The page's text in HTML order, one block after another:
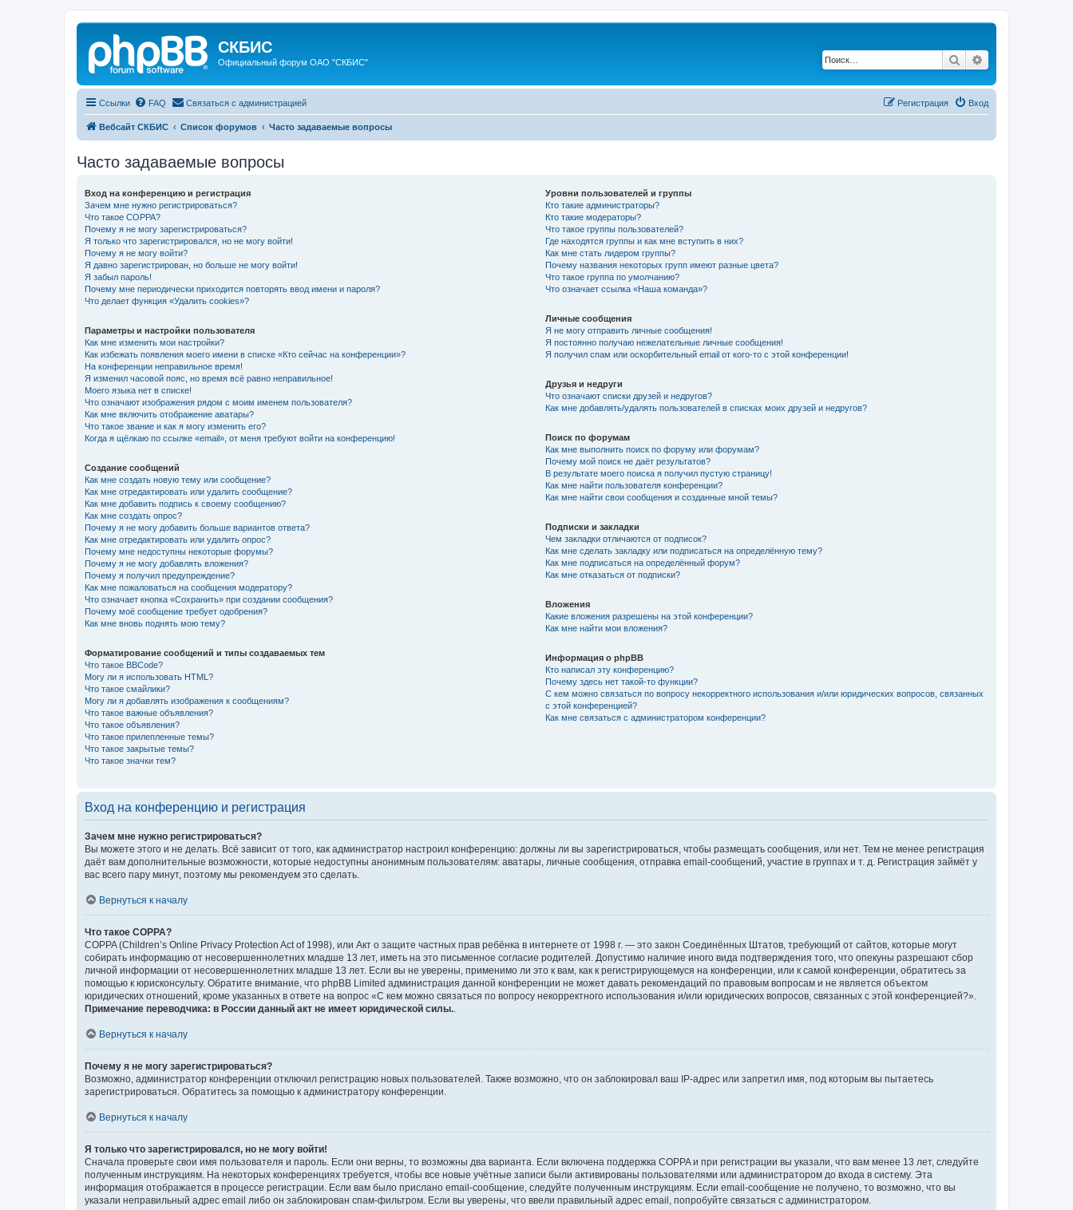
СКБИС
Официальный форум ОАО "СКБИС" Поиск
Ссылки FAQ Связаться с администрацией Вход
Регистрация
Вебсайт СКБИС Список форумов Часто задаваемые вопросы
Часто задаваемые вопросы
Вход на конференцию и регистрация
Зачем мне нужно регистрироваться?
Что такое COPPA?
Почему я не могу зарегистрироваться?
Я только что зарегистрировался, но не могу войти!
Почему я не могу войти?
Я давно зарегистрирован, но больше не могу войти!
Я забыл пароль!
Почему мне периодически приходится повторять ввод имени и пароля?
Что делает функция «Удалить cookies»?
Параметры и настройки пользователя
Как мне изменить мои настройки?
Как избежать появления моего имени в списке «Кто сейчас на конференции»?
На конференции неправильное время!
Я изменил часовой пояс, но время всё равно неправильное!
Моего языка нет в списке!
Что означают изображения рядом с моим именем пользователя?
Как мне включить отображение аватары?
Что такое звание и как я могу изменить его?
Когда я щёлкаю по ссылке «email», от меня требуют войти на конференцию!
Создание сообщений
Как мне создать новую тему или сообщение?
Как мне отредактировать или удалить сообщение?
Как мне добавить подпись к своему сообщению?
Как мне создать опрос?
Почему я не могу добавить больше вариантов ответа?
Как мне отредактировать или удалить опрос?
Почему мне недоступны некоторые форумы?
Почему я не могу добавлять вложения?
Почему я получил предупреждение?
Как мне пожаловаться на сообщения модератору?
Что означает кнопка «Сохранить» при создании сообщения?
Почему моё сообщение требует одобрения?
Как мне вновь поднять мою тему?
Форматирование сообщений и типы создаваемых тем
Что такое BBCode?
Могу ли я использовать HTML?
Что такое смайлики?
Могу ли я добавлять изображения к сообщениям?
Что такое важные объявления?
Что такое объявления?
Что такое прилепленные темы?
Что такое закрытые темы?
Что такое значки тем?
Уровни пользователей и группы
Кто такие администраторы?
Кто такие модераторы?
Что такое группы пользователей?
Где находятся группы и как мне вступить в них?
Как мне стать лидером группы?
Почему названия некоторых групп имеют разные цвета?
Что такое группа по умолчанию?
Что означает ссылка «Наша команда»?
Личные сообщения
Я не могу отправить личные сообщения!
Я постоянно получаю нежелательные личные сообщения!
Я получил спам или оскорбительный email от кого-то с этой конференции!
Друзья и недруги
Что означают списки друзей и недругов?
Как мне добавлять/удалять пользователей в списках моих друзей и недругов?
Поиск по форумам
Как мне выполнить поиск по форуму или форумам?
Почему мой поиск не даёт результатов?
В результате моего поиска я получил пустую страницу!
Как мне найти пользователя конференции?
Как мне найти свои сообщения и созданные мной темы?
Подписки и закладки
Чем закладки отличаются от подписок?
Как мне сделать закладку или подписаться на определённую тему?
Как мне подписаться на определённый форум?
Как мне отказаться от подписки?
Вложения
Какие вложения разрешены на этой конференции?
Как мне найти мои вложения?
Информация о phpBB
Кто написал эту конференцию?
Почему здесь нет такой-то функции?
С кем можно связаться по вопросу некорректного использования и/или юридических вопросов, связанных
с этой конференцией?
Как мне связаться с администратором конференции?
Вход на конференцию и регистрация
Зачем мне нужно регистрироваться?
Вы можете этого и не делать. Всё зависит от того, как администратор настроил конференцию: должны ли вы зарегистрироваться, чтобы размещать сообщения, или нет. Тем не менее регистрация
даёт вам дополнительные возможности, которые недоступны анонимным пользователям: аватары, личные сообщения, отправка email-сообщений, участие в группах и т. д. Регистрация займёт у
вас всего пару минут, поэтому мы рекомендуем это сделать.
Вернуться к началу
Что такое COPPA?
COPPA (Children’s Online Privacy Protection Act of 1998), или Акт о защите частных прав ребёнка в интернете от 1998 г. — это закон Соединённых Штатов, требующий от сайтов, которые могут
собирать информацию от несовершеннолетних младше 13 лет, иметь на это письменное согласие родителей. Допустимо наличие иного вида подтверждения того, что опекуны разрешают сбор
личной информации от несовершеннолетних младше 13 лет. Если вы не уверены, применимо ли это к вам, как к регистрирующемуся на конференции, или к самой конференции, обратитесь за
помощью к юрисконсульту. Обратите внимание, что phpBB Limited администрация данной конференции не может давать рекомендаций по правовым вопросам и не является объектом
юридических отношений, кроме указанных в ответе на вопрос «С кем можно связаться по вопросу некорректного использования и/или юридических вопросов, связанных с этой конференцией?».
Примечание переводчика: в России данный акт не имеет юридической силы.
Вернуться к началу
Почему я не могу зарегистрироваться?
Возможно, администратор конференции отключил регистрацию новых пользователей. Также возможно, что он заблокировал ваш IP-адрес или запретил имя, под которым вы пытаетесь
зарегистрироваться. Обратитесь за помощью к администратору конференции.
Вернуться к началу
Я только что зарегистрировался, но не могу войти!
Сначала проверьте свои имя пользователя и пароль. Если они верны, то возможны два варианта. Если включена поддержка COPPA и при регистрации вы указали, что вам менее 13 лет, следуйте
полученным инструкциям. На некоторых конференциях требуется, чтобы все новые учётные записи были активированы пользователями или администратором до входа в систему. Эта
информация отображается в процессе регистрации. Если вам было прислано email-сообщение, следуйте полученным инструкциям. Если email-сообщение не получено, то возможно, что вы
указали неправильный адрес email либо он заблокирован спам-фильтром. Если вы уверены, что ввели правильный адрес email, попробуйте связаться с администратором.